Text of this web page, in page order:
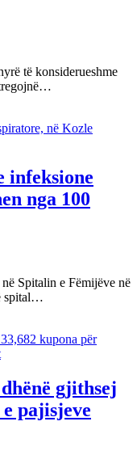
të konsiderueshme
tregojnë…
infeksione
nga 100
Spitalin e Fëmijëve në
spital…
gjithsej
pajisjeve